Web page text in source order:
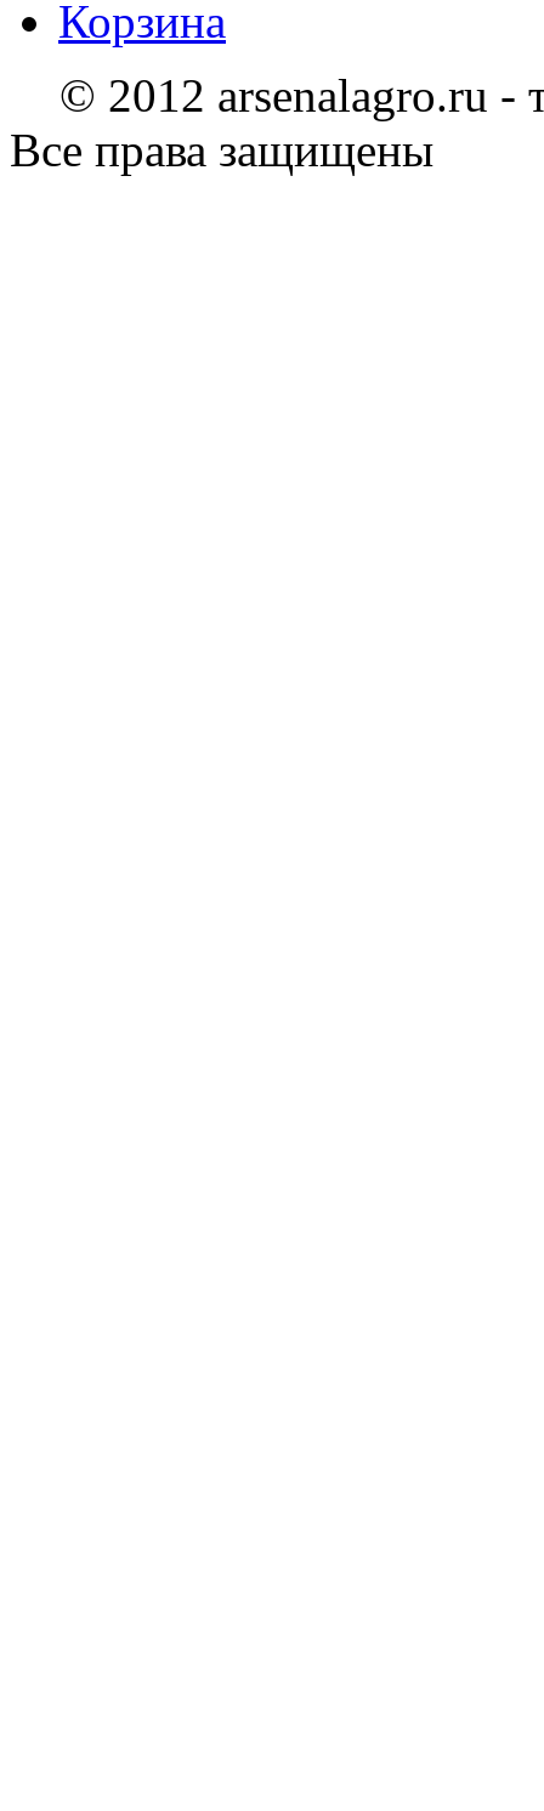
Корзина
© 2012 arsenalagro.ru -
Все права защищены